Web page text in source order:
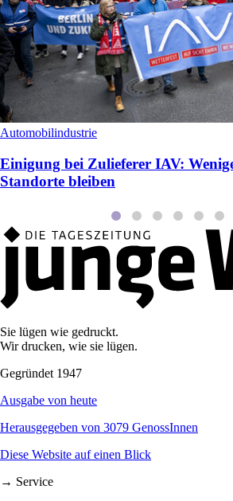
Automobilindustrie
Einigung bei Zulieferer IAV:
Standorte bleiben
Sie lügen wie gedruckt.
Wir drucken, wie sie lügen.
Gegründet 1947
Ausgabe von heute
Herausgegeben von 3079 GenossInnen
Diese Website auf einen Blick
→ Service